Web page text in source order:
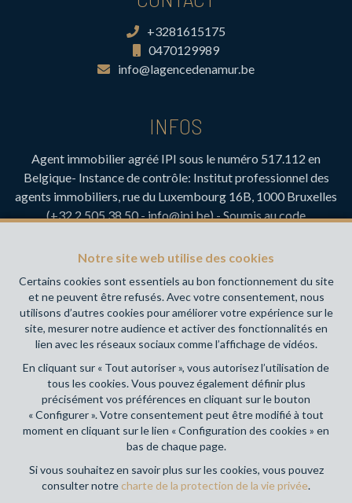
Notre site web utilise des cookies
Certains cookies sont essentiels au bon fonctionnement du site
et ne peuvent être refusés. Avec votre consentement, nous
utilisons d’autres cookies pour améliorer votre expérience sur le
site, mesurer notre audience et activer des fonctionnalités en
lien avec les réseaux sociaux comme l’affichage de vidéos.
En cliquant sur « Tout autoriser », vous autorisez l’utilisation de
tous les cookies. Vous pouvez également définir plus
précisément vos préférences en cliquant sur le bouton
« Configurer ». Votre consentement peut être modifié à tout
moment en cliquant sur le lien « Configuration des cookies » en
bas de chaque page.
Si vous souhaitez en savoir plus sur les cookies, vous pouvez
consulter notre charte de la protection de la vie privée.
+3281615175
0470129989
info@lagencedenamur.be
INFOS
Agent immobilier agréé IPI sous le numéro 517.112 en
Belgique- Instance de contrôle: Institut professionnel des
agents immobiliers, rue du Luxembourg 16B, 1000 Bruxelles
(+32 2 505 38 50 - info@ipi.be) - Soumis aucode
RC professionnelle et cautionnement via AXA Belgium SA,
Couverture valable pour les activités réalisées en Belgique
Votre agence immobilière de référence sur Namur et en
Wallonie !
Conditions générales d'utilisation du site
Charte de la protection de la vie privée
Configuration des cookies